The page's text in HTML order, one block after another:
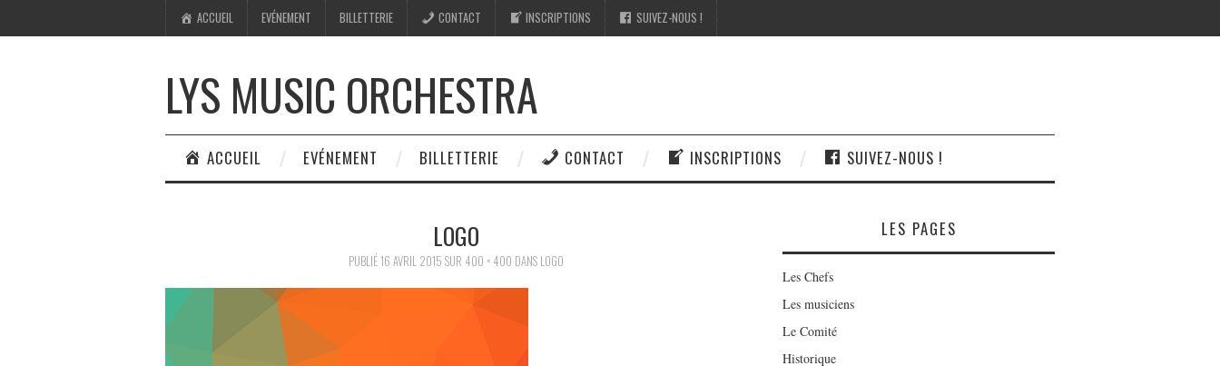
ACCUEIL EVÉNEMENT BILLETTERIE CONTACT INSCRIPTIONS SUIVEZ-NOUS !
LYS MUSIC ORCHESTRA
ACCUEIL EVÉNEMENT BILLETTERIE CONTACT INSCRIPTIONS SUIVEZ-NOUS !
LOGO
PUBLIÉ16 AVRIL 2015 SUR 400 × 400 DANS LOGO
LES PAGES
Les Chefs
Les musiciens
Le Comité
Historique